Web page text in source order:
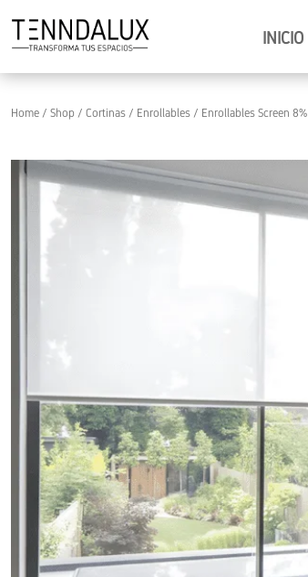
INICIO
Home / Shop / Cortinas / Enrollables / Enrollables Screen 8%